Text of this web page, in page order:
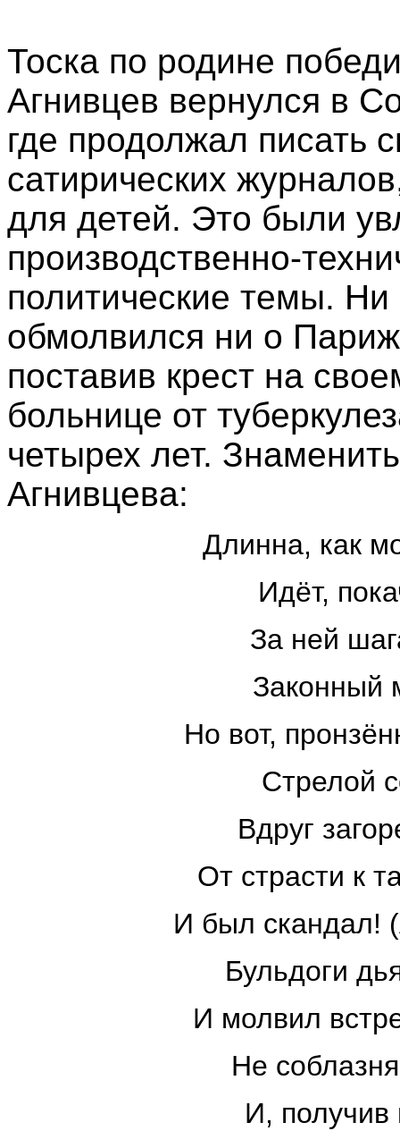
Тоска по родине
Агнивцев вернулся в
где продолжал писать
сатирических
для детей. Это были
производственно-
политические темы.
обмолвился ни о
поставив крест на
больнице от
четырех лет.
Агнивцева:
Длинна, как
Идёт,
За ней
Законный
Но вот,
Стрелой
Вдруг
От страсти к
И был скандал!
Бульдоги
И молвил
Не
И, получив